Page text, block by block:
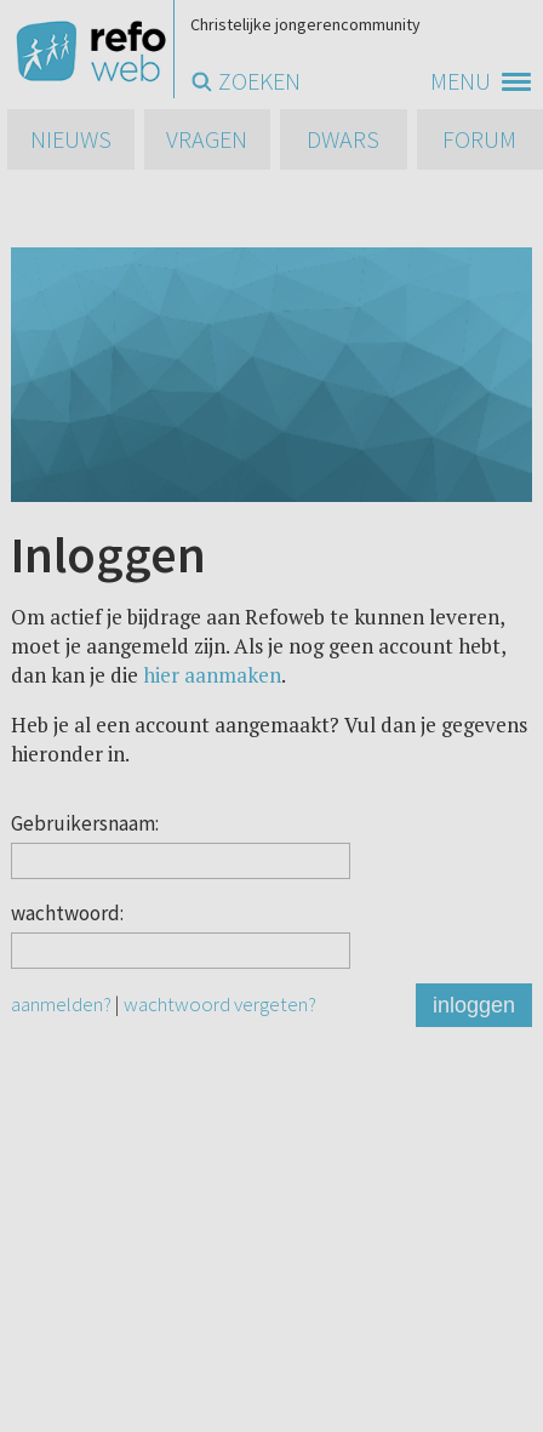
MENU
Christelijke jongerencommunity
ZOEKEN
NIEUWS
VRAGEN DWARS FORUM
Inloggen
Om actief je bijdrage aan Refoweb te kunnen leveren,
moet je aangemeld zijn. Als je nog geen account hebt,
dan kan je die hier aanmaken.
Heb je al een account aangemaakt? Vul dan je gegevens
hieronder in.
Gebruikersnaam:
wachtwoord:
aanmelden? | wachtwoord vergeten? inloggen